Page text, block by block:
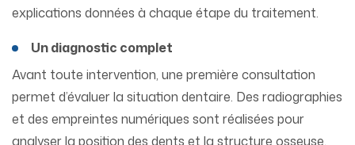
explications données à chaque étape du traitement.
Un diagnostic complet
Avant toute intervention, une première consultation
permet d’évaluer la situation dentaire. Des radiographies
et des empreintes numériques sont réalisées pour
analyser la position des dents et la structure osseuse.